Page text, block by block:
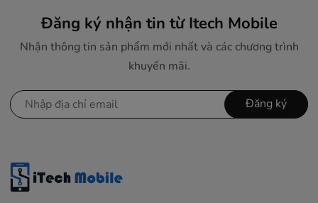
Đăng ký nhận tin từ Itech Mobile
Nhận thông tin sản phẩm mới nhất và các chương trình
khuyến mãi.
Đăng ký